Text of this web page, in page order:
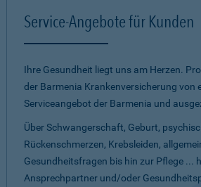
Service-Angebote für Kunden
Ihre Gesundheit liegt uns am Herzen.
der Barmenia Krankenversicherung von
Serviceangebot der Barmenia und
Über Schwangerschaft, Geburt,
Rückenschmerzen, Krebsleiden,
Gesundheitsfragen bis hin zur Pflege ...
Ansprechpartner und/oder